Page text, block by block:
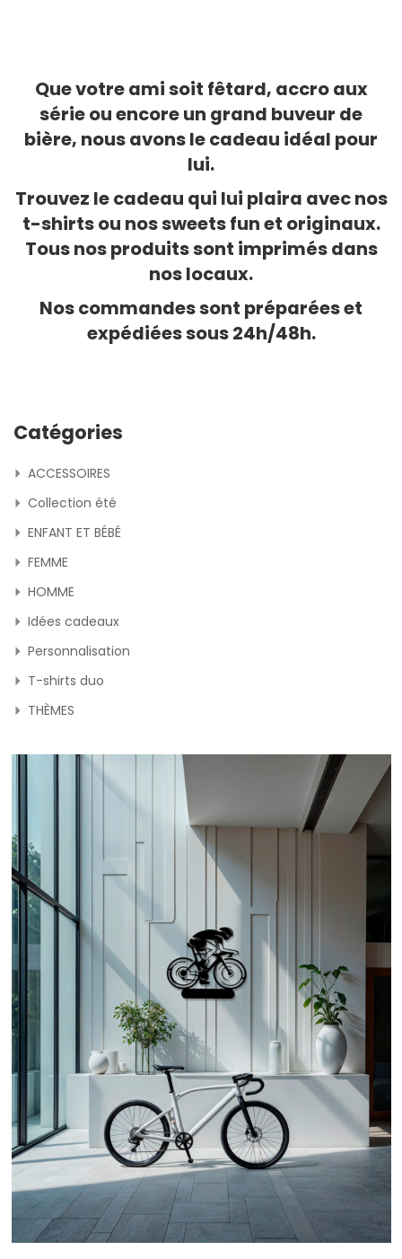
Que votre ami soit fêtard, accro aux
série ou encore un grand buveur de
bière, nous avons le cadeau idéal pour
lui.
Trouvez le cadeau qui lui plaira avec nos
t-shirts ou nos sweets fun et originaux.
Tous nos produits sont imprimés dans
nos locaux.
Nos commandes sont préparées et
expédiées sous 24h/48h.
Catégories
ACCESSOIRES
Collection été
ENFANT ET BÉBÉ
FEMME
HOMME
Idées cadeaux
Personnalisation
T-shirts duo
THÈMES